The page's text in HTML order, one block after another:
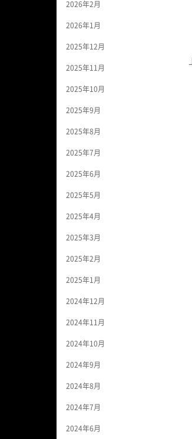
2026年2月
2026年1月
2025年12月
2025年11月
2025年10月
2025年9月
2025年8月
2025年7月
2025年6月
2025年5月
2025年4月
2025年3月
2025年2月
2025年1月
2024年12月
2024年11月
2024年10月
2024年9月
2024年8月
2024年7月
2024年6月